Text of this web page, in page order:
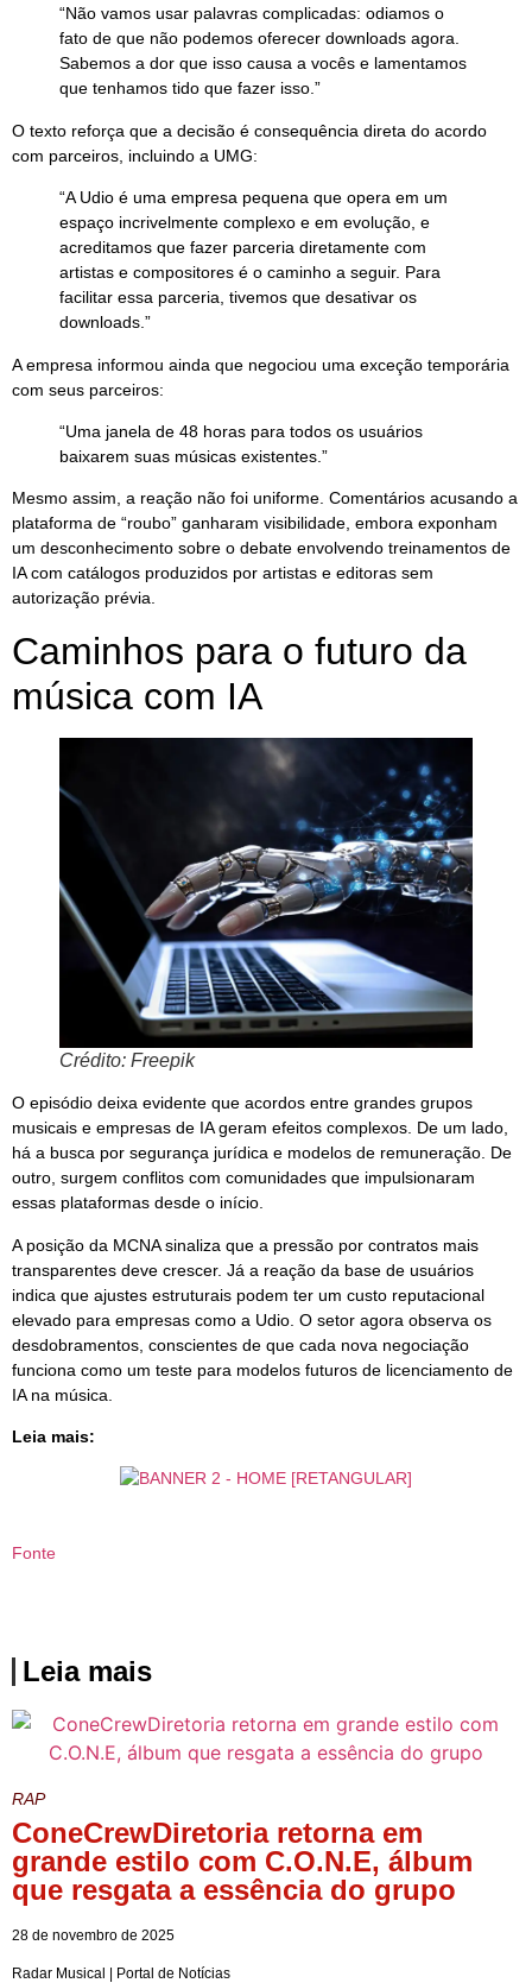
“Não vamos usar palavras complicadas: odiamos o
fato de que não podemos oferecer downloads agora.
Sabemos a dor que isso causa a vocês e lamentamos
que tenhamos tido que fazer isso.”
O texto reforça que a decisão é consequência direta do acordo
com parceiros, incluindo a UMG:
“A Udio é uma empresa pequena que opera em um
espaço incrivelmente complexo e em evolução, e
acreditamos que fazer parceria diretamente com
artistas e compositores é o caminho a seguir. Para
facilitar essa parceria, tivemos que desativar os
downloads.”
A empresa informou ainda que negociou uma exceção temporária
com seus parceiros:
“Uma janela de 48 horas para todos os usuários
baixarem suas músicas existentes.”
Mesmo assim, a reação não foi uniforme. Comentários acusando a
plataforma de “roubo” ganharam visibilidade, embora exponham
um desconhecimento sobre o debate envolvendo treinamentos de
IA com catálogos produzidos por artistas e editoras sem
autorização prévia.
Caminhos para o futuro da
música com IA
Crédito: Freepik
O episódio deixa evidente que acordos entre grandes grupos
musicais e empresas de IA geram efeitos complexos. De um lado,
há a busca por segurança jurídica e modelos de remuneração. De
outro, surgem conflitos com comunidades que impulsionaram
essas plataformas desde o início.
A posição da MCNA sinaliza que a pressão por contratos mais
transparentes deve crescer. Já a reação da base de usuários
indica que ajustes estruturais podem ter um custo reputacional
elevado para empresas como a Udio. O setor agora observa os
desdobramentos, conscientes de que cada nova negociação
funciona como um teste para modelos futuros de licenciamento de
IA na música.
Leia mais:
Fonte
Leia mais
RAP
ConeCrewDiretoria retorna em
grande estilo com C.O.N.E, álbum
que resgata a essência do grupo
28 de novembro de 2025
Radar Musical | Portal de Notícias